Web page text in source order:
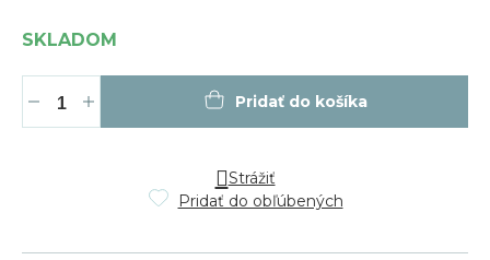
SKLADOM
Pridať do košíka
Strážiť
Pridať do obľúbených